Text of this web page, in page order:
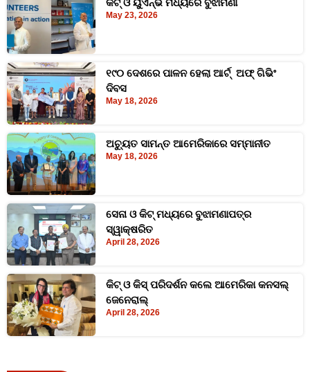
କିଟ୍‍ ଓ ୟୁଏନ୍‍ଭି ମଧ୍ୟରେ ବୁଝାମଣା
May 23, 2026
୧୯୦ ଦେଶରେ ପାଳନ ହେଲା ଆର୍ଟ୍ ଅଫ୍ ଗିଭିଂ
ଦିବସ
May 18, 2026
ଅଚ୍ୟୁତ ସାମନ୍ତ ଆମେରିକାରେ ସମ୍ମାନୀତ
May 18, 2026
ସେନା ଓ କିଟ୍‌ ମଧ୍ୟରେ ବୁଝାମଣାପତ୍ର
ସ୍ୱାକ୍ଷରିତ
April 28, 2026
କିଟ୍‍ ଓ କିସ୍‍ ପରିଦର୍ଶନ କଲେ ଆମେରିକା କନସଲ୍
ଜେନେରାଲ୍
April 28, 2026